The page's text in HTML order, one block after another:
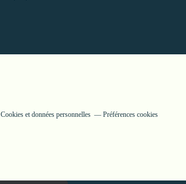
Cookies et données personnelles Préférences cookies